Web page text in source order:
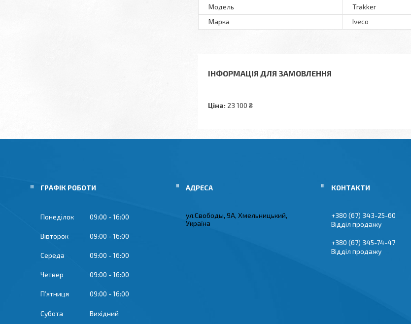
Модель
Trakker
Марка
Iveco
ІНФОРМАЦІЯ ДЛЯ ЗАМОВЛЕННЯ
Ціна: 23 100 ₴
ГРАФІК РОБОТИ
Понеділок 09:00 16:00
Вівторок 09:00 16:00
Середа 09:00 16:00
Четвер 09:00 16:00
Пʼятниця 09:00 16:00
Субота Вихідний
ул.Свободы, 9А, Хмельницький,
Україна
+380 (67) 343-25-60
Відділ продажу
+380 (67) 345-74-47
Відділ продажу